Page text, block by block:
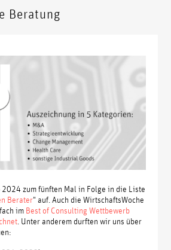
Beratung
2024 zum fünften Mal in Folge in die Liste
Berater" auf. Auch die WirtschaftsWoche
im Best of Consulting Wettbewerb
. Unter anderem durften wir uns über